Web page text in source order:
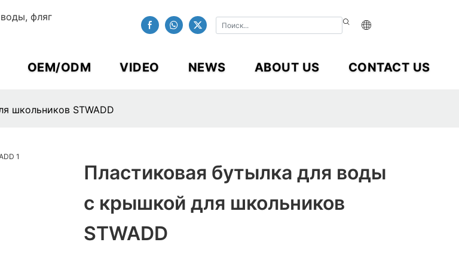
фляг
OEM/ODM VIDEO NEWS ABOUT US CONTACT US
школьников STWADD
Пластиковая бутылка для воды
с крышкой для школьников
STWADD